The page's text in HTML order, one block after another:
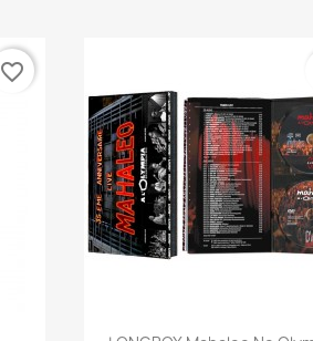
favorite_border